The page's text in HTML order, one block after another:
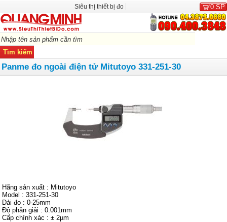
Siêu thị thiết bị đo 0 SP
Panme đo ngoài điện tử Mitutoyo 331-251-30
Hãng sản xuất : Mitutoyo
Model : 331-251-30
Dải đo : 0-25mm
Độ phân giải : 0.001mm
Cấp chính xác : ± 2µm